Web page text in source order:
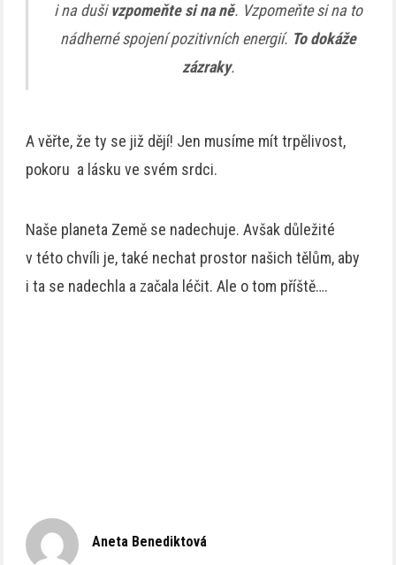
i na dušivzpomeňte si na ně. Vzpomeňte si na to
nádherné spojení pozitivních energií. To dokáže
zázraky.
A věřte, že ty se již dějí! Jen musíme mít trpělivost,
pokoru a lásku ve svém srdci.
Naše planeta Země se nadechuje. Avšak důležité
v této chvíli je, také nechat prostor našich tělům, aby
i ta se nadechla a začala léčit. Ale o tom příště….
Aneta Benediktová